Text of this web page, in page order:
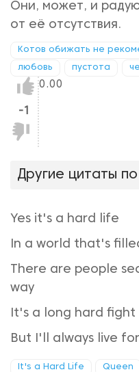
Они, может, и
от её отсутствия.
Котов обижать не
любовь пустота
Нравится!
-1
Не
нравится!
0.00
Другие цитаты
Yes it's a hard life
In a world that's
There are people
way
It's a long hard fight
But I'll always live
It's a Hard Life Queen